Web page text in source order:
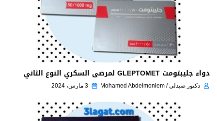
دواء جليبتومت GLEPTOMET لمرضى السكري النوع الثاني
دكتور صيدلي / Mohamed Abdelmoniem 3 مارس، 2024